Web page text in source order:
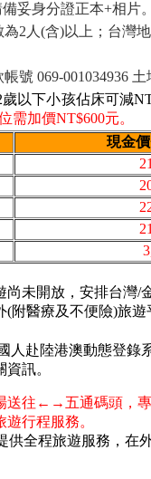
妥身分證正本+相片。
2人(含)以上；台灣地
號 069-001034936
以下小孩佔床可減
需加價NT$600元。
現金
未開放，安排台灣/
附醫療及不便險)旅遊
人赴陸港澳動態登錄
訊。
送往←→五通碼頭，
行程服務。
全程旅遊服務，在